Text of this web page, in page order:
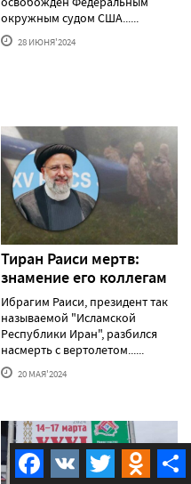
окружным судом США......
28 ИЮНЯ'2024
Тиран Раиси мертв:
знамение его коллегам
Ибрагим Раиси, президент так
называемой "Исламской
Республики Иран", разбился
насмерть с вертолетом......
20 МАЯ'2024
Facebook
VK Twitter